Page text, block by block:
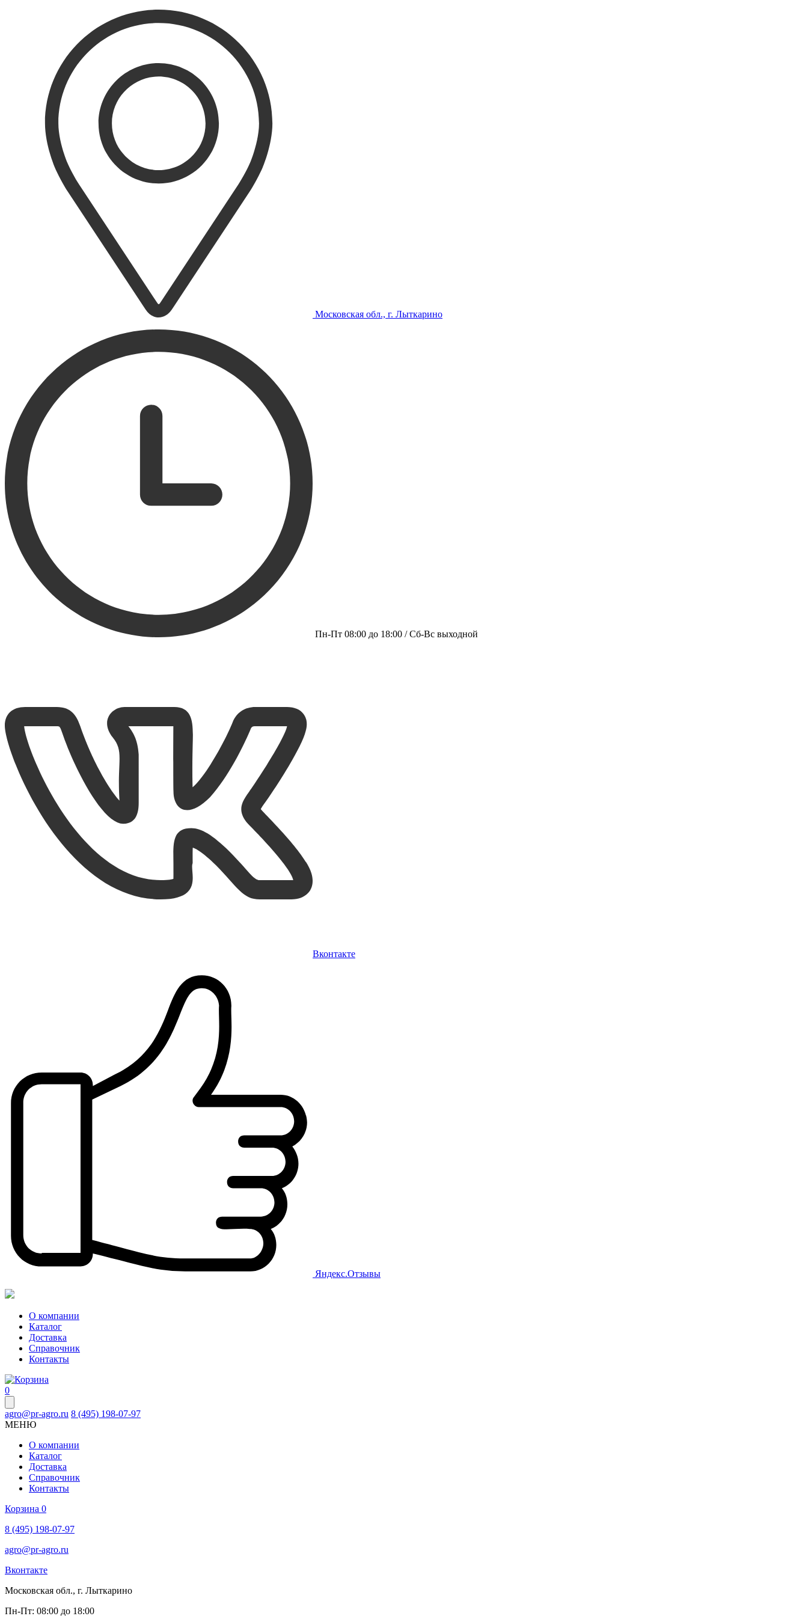
Московская обл., г. Лыткарино
Пн-Пт 08:00 до 18:00 / Сб-Вс выходной
Вконтакте
Яндекс.Отзывы
О компании
Каталог
Доставка
Справочник
Контакты
0
agro@pr-agro.ru 8 (495) 198-07-97
МЕНЮ
О компании
Каталог
Доставка
Справочник
Контакты
Корзина 0
8 (495) 198-07-97
agro@pr-agro.ru
Вконтакте
Московская обл., г. Лыткарино
Пн-Пт: 08:00 до 18:00